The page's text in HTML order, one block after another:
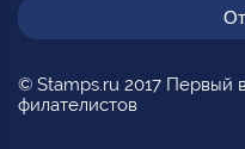
© Stamps.ru 2017 Первый
филателистов